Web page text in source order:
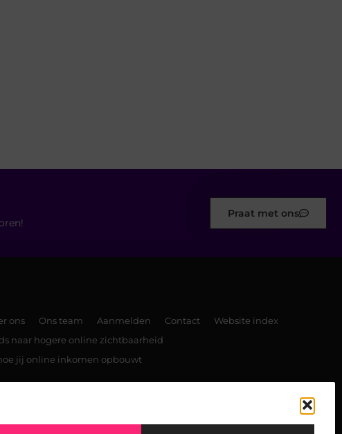
Praat met ons
ons Ons team Aanmelden Contact
Website index
naar hogere online zichtbaarheid
jij online inkomen opbouwt